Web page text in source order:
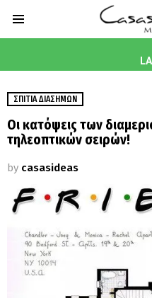
ΣΠΊΤΙΑ ΔΙΑΣΉΜΩΝ
Οι κατόψεις των
τηλεοπτικών σειρών!
by casasideas